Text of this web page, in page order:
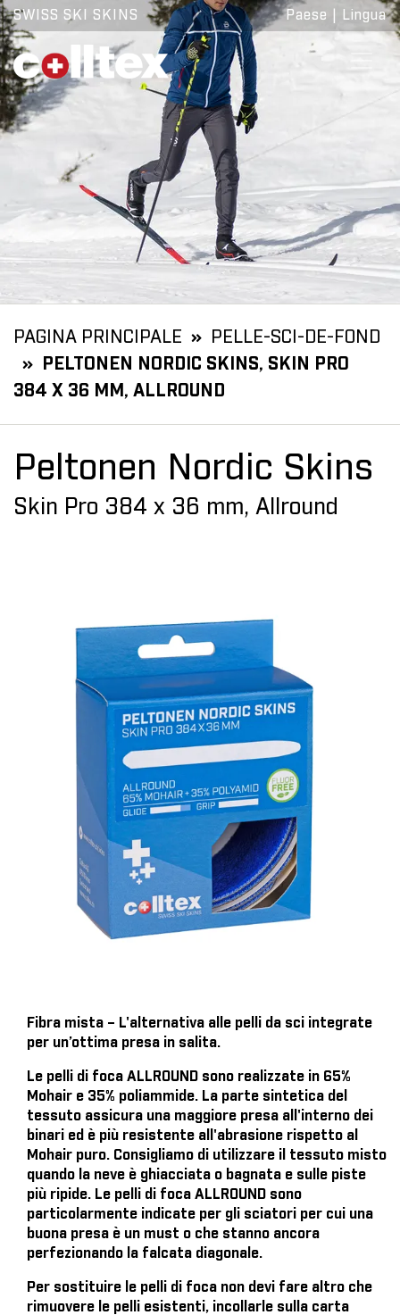
SWISS SKI SKINS Paese Lingua
PAGINA PRINCIPALE
PELLE-SCI-DE-FOND
PELTONEN NORDIC SKINS, SKIN PRO
384 X 36 MM, ALLROUND
Peltonen Nordic Skins
Skin Pro 384 x 36 mm, Allround
Fibra mista – L'alternativa alle pelli da sci integrate
per un’ottima presa in salita.
Le pelli di foca ALLROUND sono realizzate in 65%
Mohair e 35% poliammide. La parte sintetica del
tessuto assicura una maggiore presa all'interno dei
binari ed è più resistente all'abrasione rispetto al
Mohair puro. Consigliamo di utilizzare il tessuto misto
quando la neve è ghiacciata o bagnata e sulle piste
più ripide. Le pelli di foca ALLROUND sono
particolarmente indicate per gli sciatori per cui una
buona presa è un must o che stanno ancora
perfezionando la falcata diagonale.
Per sostituire le pelli di foca non devi fare altro che
rimuovere le pelli esistenti, incollarle sulla carta